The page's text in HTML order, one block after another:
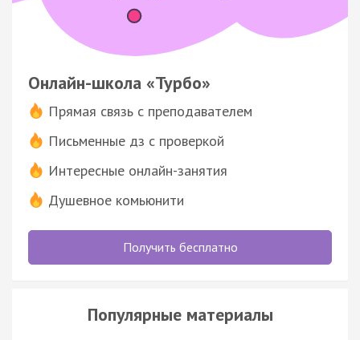
Онлайн-школа «Турбо»
Прямая связь с преподавателем
Письменные дз с проверкой
Интересные онлайн-занятия
Душевное комьюнити
Получить бесплатно
Популярные материалы